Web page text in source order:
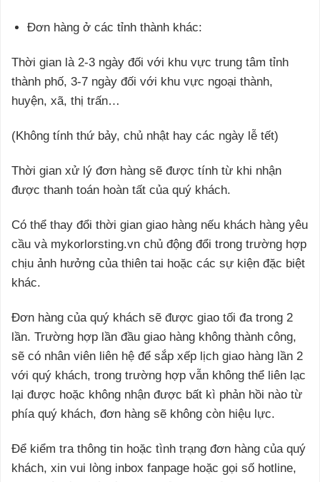
Đơn hàng ở các tỉnh thành khác:
Thời gian là 2-3 ngày đối với khu vực trung tâm tỉnh
thành phố, 3-7 ngày đối với khu vực ngoại thành,
huyện, xã, thị trấn…
(Không tính thứ bảy, chủ nhật hay các ngày lễ tết)
Thời gian xử lý đơn hàng sẽ được tính từ khi nhận
được thanh toán hoàn tất của quý khách.
Có thể thay đổi thời gian giao hàng nếu khách hàng yêu
cầu và mykorlorsting.vn chủ động đổi trong trường hợp
chịu ảnh hưởng của thiên tai hoặc các sự kiện đặc biệt
khác.
Đơn hàng của quý khách sẽ được giao tối đa trong 2
lần. Trường hợp lần đầu giao hàng không thành công,
sẽ có nhân viên liên hệ để sắp xếp lịch giao hàng lần 2
với quý khách, trong trường hợp vẫn không thể liên lạc
lại được hoặc không nhận được bất kì phản hồi nào từ
phía quý khách, đơn hàng sẽ không còn hiệu lực.
Để kiểm tra thông tin hoặc tình trạng đơn hàng của quý
khách, xin vui lòng inbox fanpage hoặc gọi số hotline,